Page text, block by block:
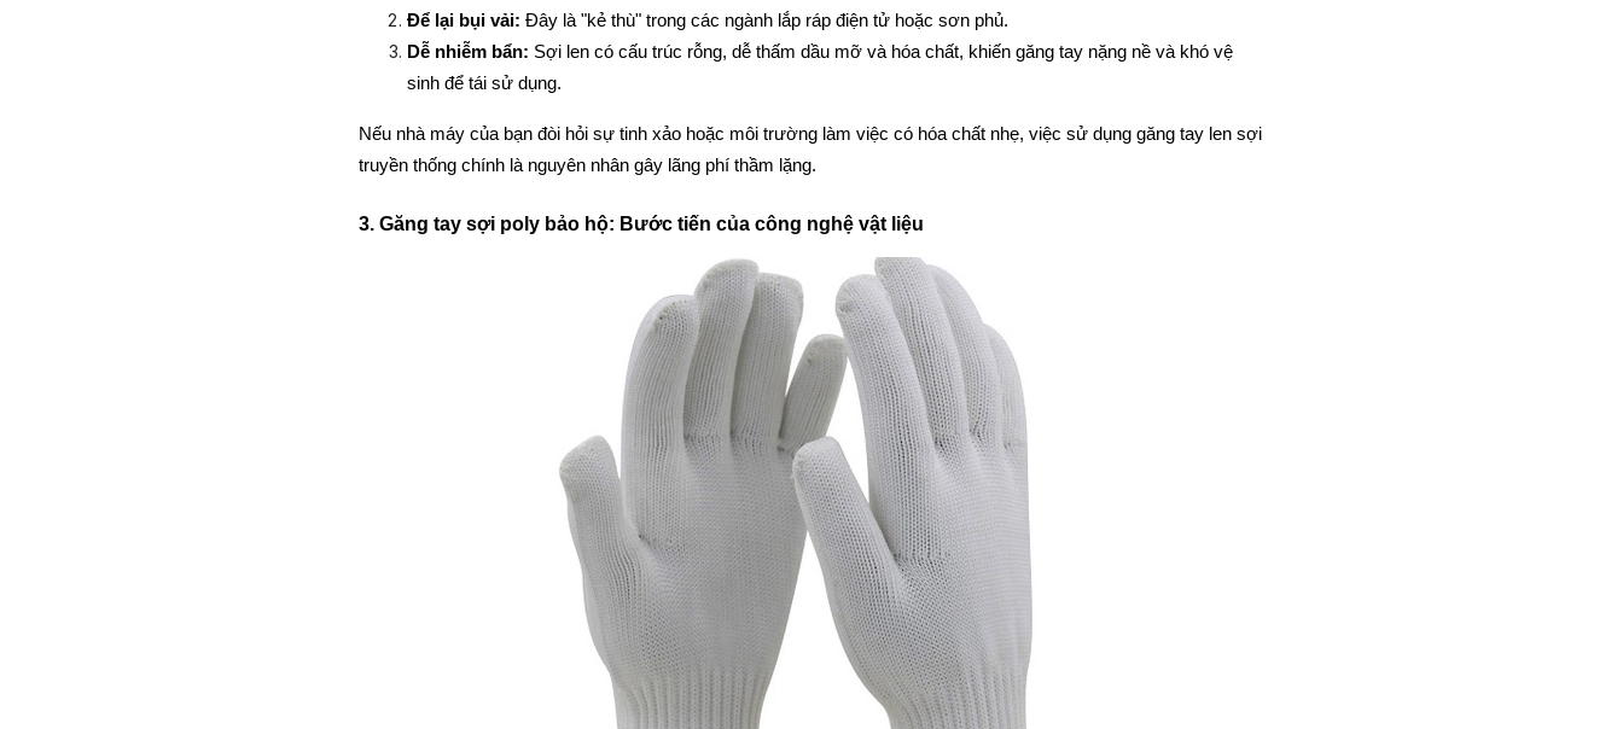
Để lại bụi vải: Đây là "kẻ thù" trong các ngành lắp ráp điện tử hoặc sơn phủ.
Dễ nhiễm bẩn: Sợi len có cấu trúc rỗng, dễ thấm dầu mỡ và hóa chất, khiến găng tay nặng nề và khó vệ
sinh để tái sử dụng.
Nếu nhà máy của bạn đòi hỏi sự tinh xảo hoặc môi trường làm việc có hóa chất nhẹ, việc sử dụng găng tay len sợi
truyền thống chính là nguyên nhân gây lãng phí thầm lặng.
3. Găng tay sợi poly bảo hộ: Bước tiến của công nghệ vật liệu